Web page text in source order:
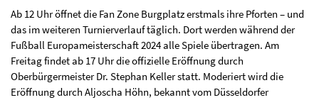
Ab 12 Uhr öffnet die Fan Zone Burgplatz erstmals ihre Pforten – und
das im weiteren Turnierverlauf täglich. Dort werden während der
Fußball Europameisterschaft 2024 alle Spiele übertragen. Am
Freitag findet ab 17 Uhr die offizielle Eröffnung durch
Oberbürgermeister Dr. Stephan Keller statt. Moderiert wird die
Eröffnung durch Aljoscha Höhn, bekannt vom Düsseldorfer